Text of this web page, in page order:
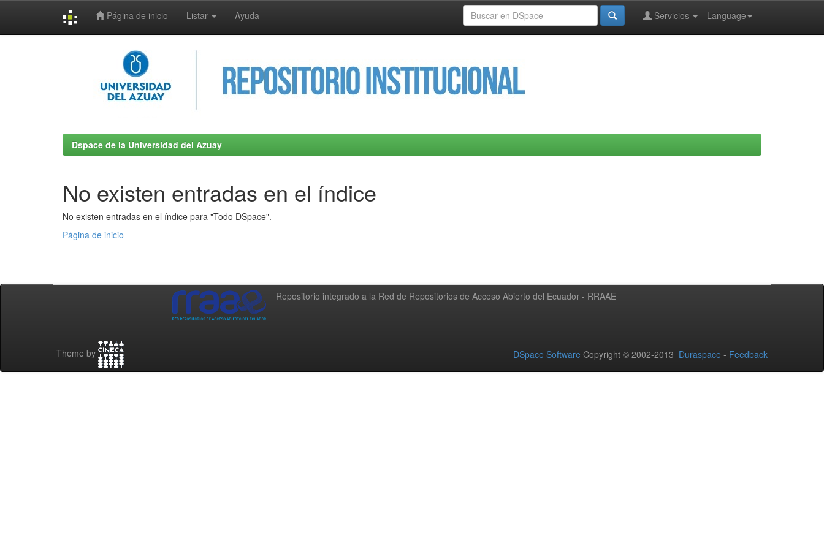
Página de inicio Listar Ayuda Language
Servicios
Dspace de la Universidad del Azuay
No existen entradas en el índice
No existen entradas en el índice para "Todo DSpace".
Página de inicio
Repositorio integrado a la Red de Repositorios de Acceso Abierto del Ecuador - RRAAE
Theme by DSpace Software Copyright © 2002-2013 Duraspace - Feedback